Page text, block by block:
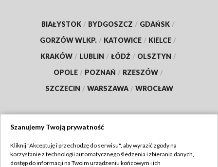
BIAŁYSTOK / BYDGOSZCZ / GDAŃSK /
GORZÓW WLKP. / KATOWICE / KIELCE /
KRAKÓW / LUBLIN / ŁÓDŹ / OLSZTYN /
OPOLE / POZNAŃ / RZESZÓW /
SZCZECIN / WARSZAWA / WROCŁAW
TVP
Szanujemy Twoją prywatność
Kliknij "Akceptuję i przechodzę do serwisu", aby wyrazić zgody na
korzystanie z technologii automatycznego śledzenia i zbierania danych,
dostęp do informacji na Twoim urządzeniu końcowym i ich